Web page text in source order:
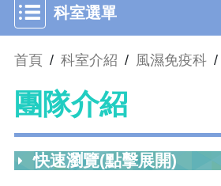
科室選單
首頁 / 科室介紹 / 風濕免疫科 /
團隊介紹
快速瀏覽(點擊展開)